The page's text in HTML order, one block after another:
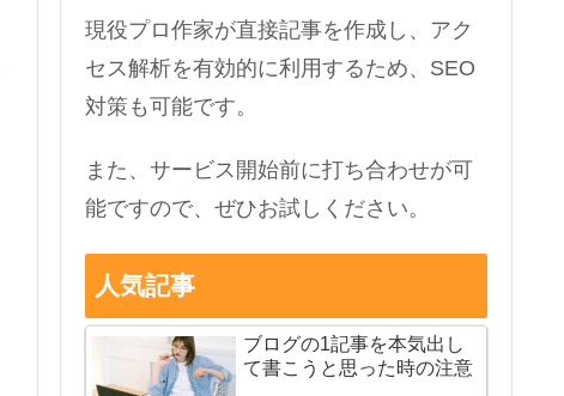
現役プロ作家が直接記事を作成し、アク
セス解析を有効的に利用するため、SEO
対策も可能です。
また、サービス開始前に打ち合わせが可
能ですので、ぜひお試しください。
人気記事
ブログの1記事を本気出し
て書こうと思った時の注意